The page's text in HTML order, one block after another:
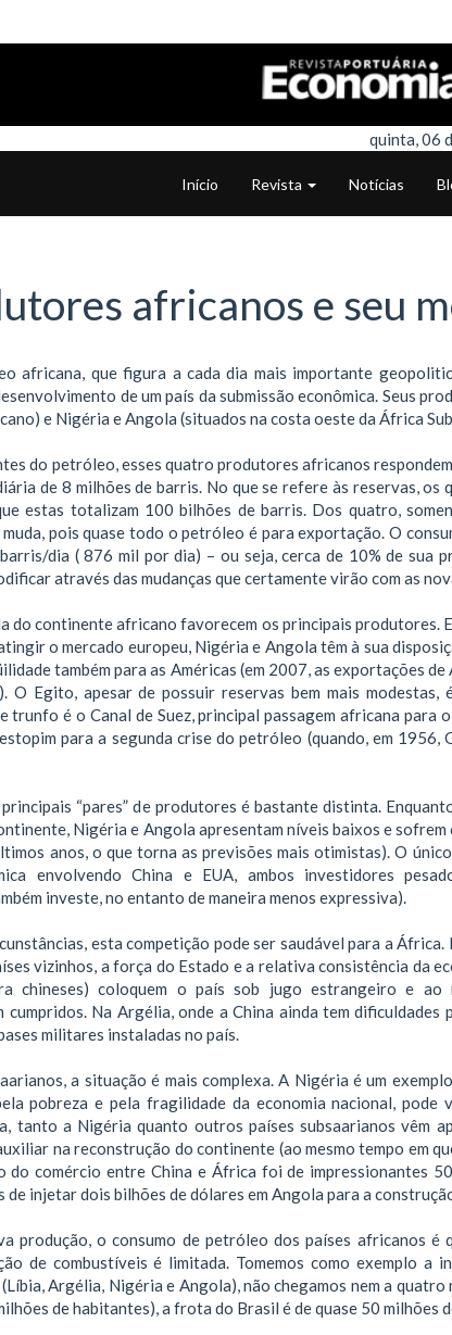
quinta, 06
Início Revista Notícias
africanos e seu
africana, que figura a cada dia mais importante
de um país da submissão econômica. Seus
e Nigéria e Angola (situados na costa oeste da África
do petróleo, esses quatro produtores africanos
de 8 milhões de barris. No que se refere às reservas,
estas totalizam 100 bilhões de barris. Dos quatro,
muda, pois quase todo o petróleo é para exportação. O
dia ( 876 mil por dia) – ou seja, cerca de 10% de sua
através das mudanças que certamente virão com as
do continente africano favorecem os principais produtores.
o mercado europeu, Nigéria e Angola têm à sua
também para as Américas (em 2007, as exportações
O Egito, apesar de possuir reservas bem mais modestas,
trunfo é o Canal de Suez, principal passagem africana para
para a segunda crise do petróleo (quando, em 1956,
“pares” de produtores é bastante distinta.
Nigéria e Angola apresentam níveis baixos e
anos, o que torna as previsões mais otimistas). O
envolvendo China e EUA, ambos investidores
investe, no entanto de maneira menos expressiva).
esta competição pode ser saudável para a
vizinhos, a força do Estado e a relativa consistência da
chineses) coloquem o país sob jugo estrangeiro e
cumpridos. Na Argélia, onde a China ainda tem dificuldades
militares instaladas no país.
a situação é mais complexa. A Nigéria é um
pobreza e pela fragilidade da economia nacional,
tanto a Nigéria quanto outros países subsaarianos vêm
na reconstrução do continente (ao mesmo tempo em
do comércio entre China e África foi de impressionantes
de injetar dois bilhões de dólares em Angola para a
produção, o consumo de petróleo dos países africanos é
de combustíveis é limitada. Tomemos como exemplo a
Argélia, Nigéria e Angola), não chegamos nem a quatro
de habitantes), a frota do Brasil é de quase 50 milhões